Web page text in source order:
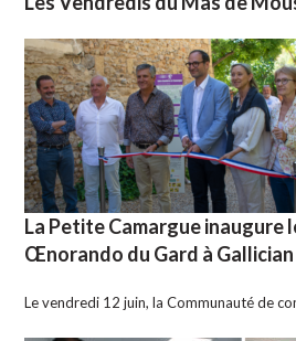
La Petite Camargue inaugure
Œnorando du Gard à Gallician
Le vendredi 12 juin, la Communauté de